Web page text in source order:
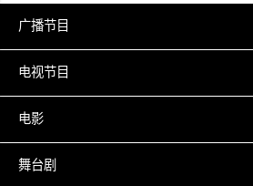
广播节目
电视节目
电影
舞台剧